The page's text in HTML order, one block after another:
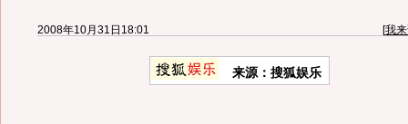
2008年10月31日18:01 [我
来源：搜狐娱乐